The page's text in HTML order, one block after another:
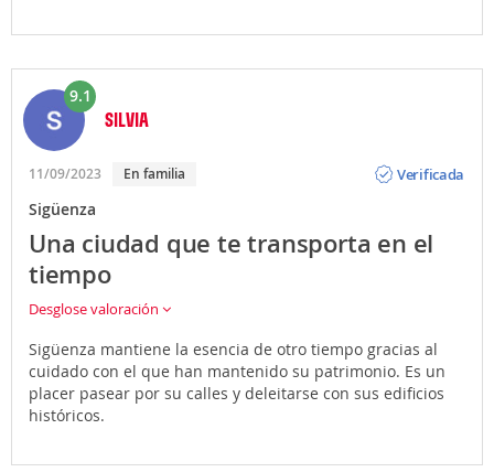
9.1
SILVIA
11/09/2023 En familia
Verificada
Sigüenza
Una ciudad que te transporta en el
tiempo
Desglose valoración
Sigüenza mantiene la esencia de otro tiempo gracias al
cuidado con el que han mantenido su patrimonio. Es un
placer pasear por su calles y deleitarse con sus edificios
históricos.